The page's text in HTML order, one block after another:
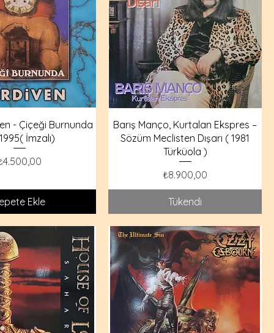
- Çiçeği Burnunda
İmzalı)
Ekle
Barış Manço, Kurtalan Ekspres –
Sözüm Meclisten Dışarı ( 1981
Türküola )
Fiyat
₺8.900,00
Tükendi